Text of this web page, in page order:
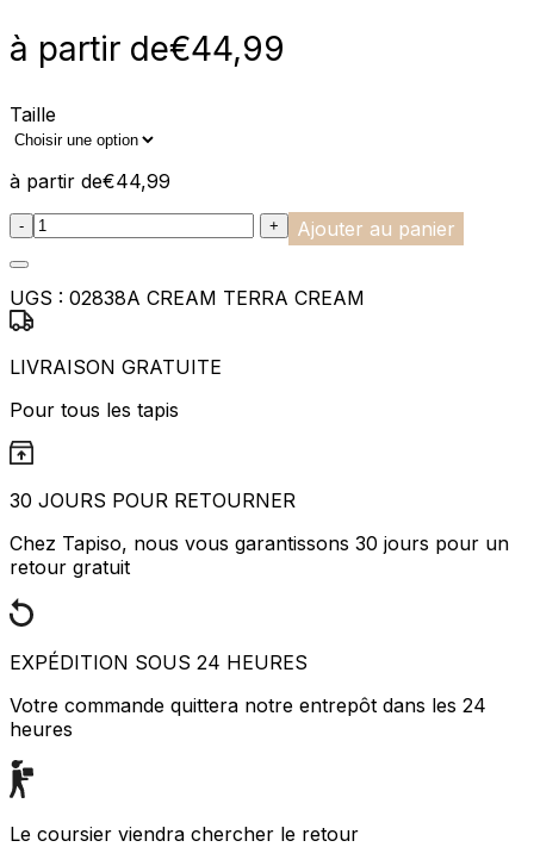
à partir de€44,99
Taille
à partir de€44,99
:product_name quantity
- + Ajouter au panier
UGS : 02838A CREAM TERRA CREAM
LIVRAISON GRATUITE
Pour tous les tapis
30 JOURS POUR RETOURNER
Chez Tapiso, nous vous garantissons 30 jours pour un
retour gratuit
EXPÉDITION SOUS 24 HEURES
Votre commande quittera notre entrepôt dans les 24
heures
Le coursier viendra chercher le retour